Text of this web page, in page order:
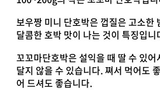
보우짱 미니 단호박은 껍질은 고소한
달콤한 호박 맛이 나는 것이 특징입니
꼬꼬마단호박은 설익을 때 딸 수 있어
달지 않을 수 있습니다. 쪄서 먹어도
어 드셔도 좋습니다.